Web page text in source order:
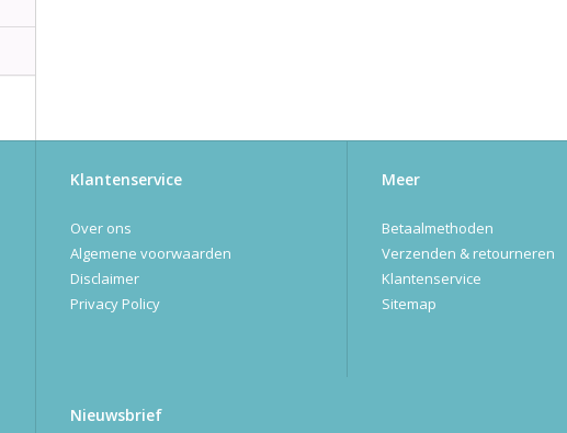
Klantenservice
Over ons
Algemene voorwaarden
Disclaimer
Privacy Policy
Meer
Betaalmethoden
Verzenden & retourneren
Klantenservice
Sitemap
Nieuwsbrief